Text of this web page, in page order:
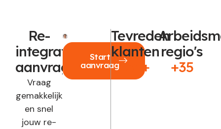
Re-
integratie
aanvragen?
Vraag
gemakkelijk
en snel
jouw re-
Start
aanvraag
Tevreden
klanten
250+
regio's
+35